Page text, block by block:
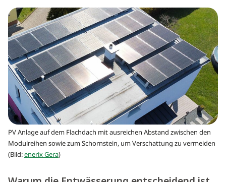
PV Anlage auf dem Flachdach mit ausreichen Abstand zwischen den
Modulreihen sowie zum Schornstein, um Verschattung zu vermeiden
(Bild:enerix Gera)